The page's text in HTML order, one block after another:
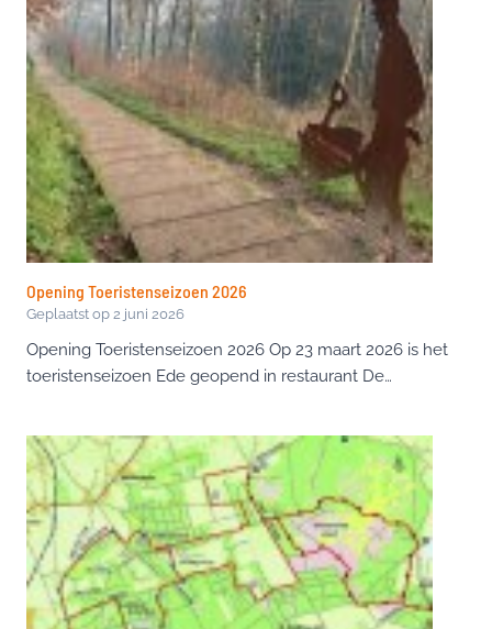
Opening Toeristenseizoen 2026
Geplaatst op 2 juni 2026
Opening Toeristenseizoen 2026 Op 23 maart 2026 is het
toeristenseizoen Ede geopend in restaurant De…